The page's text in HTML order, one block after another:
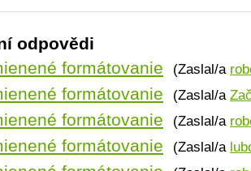
odpovědi
formátovanie
(Zaslal/a
formátovanie (Zaslal/a
formátovanie (Zaslal/a
formátovanie (Zaslal/a